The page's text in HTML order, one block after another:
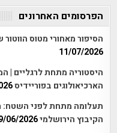
הפרסומים האחרונים
הסיפור מאחורי מטוס
11/07/2026
היסטוריה מתחת לרגליים |
הארכיאולוגים בפוריידיס
תעלומה מתחת לפני
הקיבוץ הירושלמי06/2026